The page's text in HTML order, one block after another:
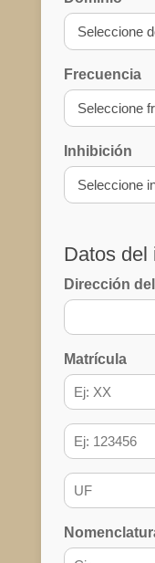
Frecuencia
Inhibición
Datos del
Dirección
Matrícula